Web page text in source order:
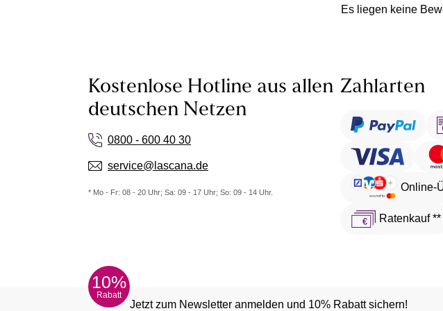
Es liegen keine
Kostenlose Hotline aus allen
deutschen Netzen
0800 - 600 40 30
service@lascana.de
* Mo - Fr: 08 - 20 Uhr; Sa: 09 - 17 Uhr; So: 09 - 14 Uhr.
Zahlarten
Online-
Ratenkauf **
10%
Rabatt
Jetzt zum Newsletter anmelden und 10% Rabatt sichern!